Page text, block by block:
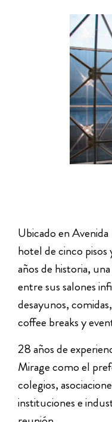
Ubicado en
hotel de cinco
años de historia,
entre sus salones
desayunos,
coffee breaks y
28 años de
Mirage como el
colegios,
instituciones e